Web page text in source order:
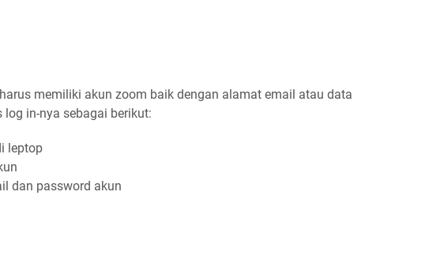
memiliki akun zoom baik dengan alamat email atau data
in-nya sebagai berikut:
leptop
dan password akun